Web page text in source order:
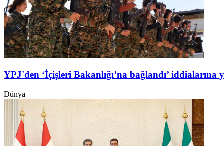
YPJ'den ‘İçişleri Bakanlığı’na bağlandı’ iddialarına
Dünya